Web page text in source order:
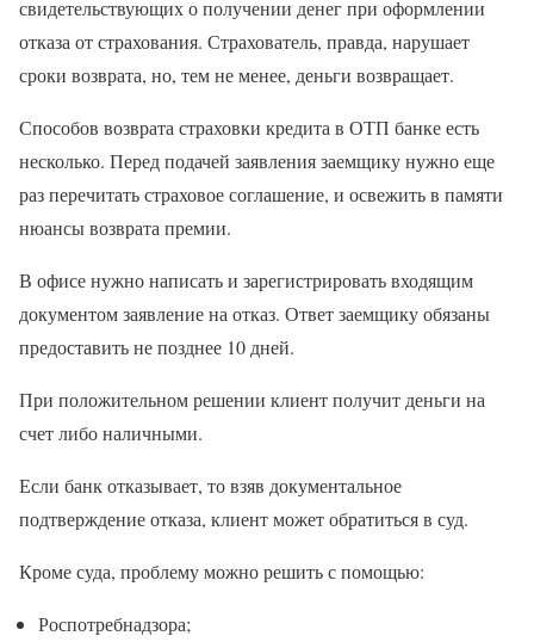
свидетельствующих о получении денег при оформлении
отказа от страхования. Страхователь, правда, нарушает
сроки возврата, но, тем не менее, деньги возвращает.
Способов возврата страховки кредита в ОТП банке есть
несколько. Перед подачей заявления заемщику нужно еще
раз перечитать страховое соглашение, и освежить в памяти
нюансы возврата премии.
В офисе нужно написать и зарегистрировать входящим
документом заявление на отказ. Ответ заемщику обязаны
предоставить не позднее 10 дней.
При положительном решении клиент получит деньги на
счет либо наличными.
Если банк отказывает, то взяв документальное
подтверждение отказа, клиент может обратиться в суд.
Кроме суда, проблему можно решить с помощью:
Роспотребнадзора;